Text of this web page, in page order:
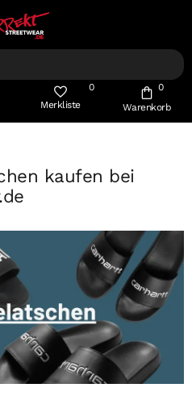
Merkliste
0
Warenkorb
0
kaufen bei